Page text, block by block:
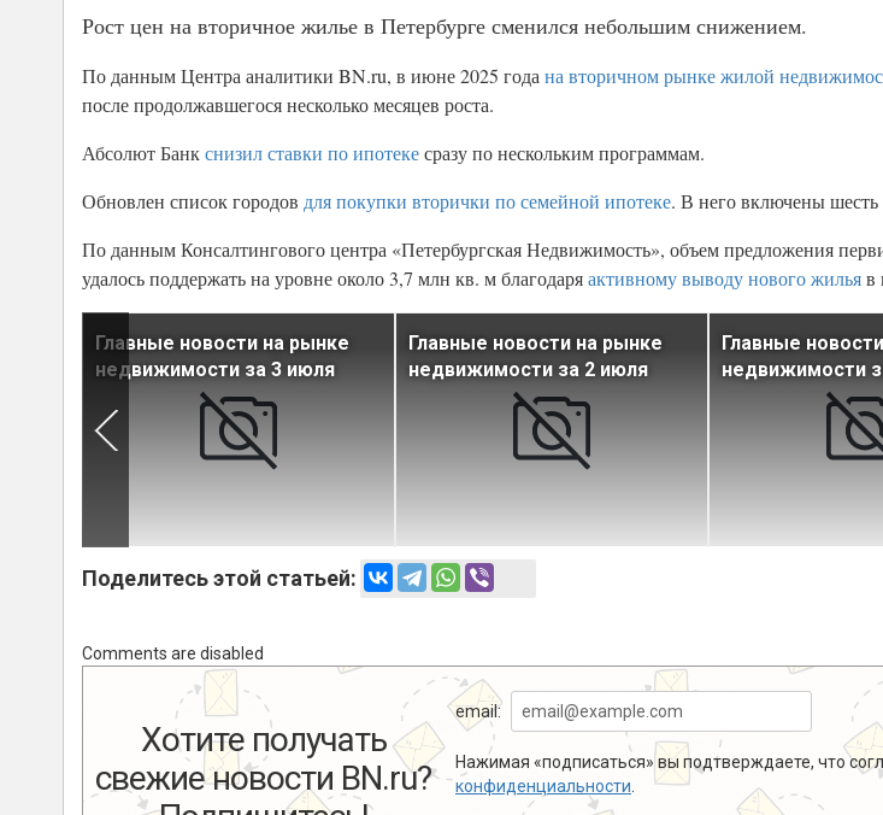
Рост цен на вторичное жилье в Петербурге сменился небольшим снижением.
По данным Центра аналитики BN.ru, в июне 2025 года на вторичном рынке жилой
после продолжавшегося несколько месяцев роста.
Абсолют Банкснизил ставки по ипотекесразу по нескольким программам.
Обновлен список городов для покупки вторички по семейной ипотеке. В него включены
По данным Консалтингового центра «Петербургская Недвижимость», объем предложения
удалось поддержать на уровне около 3,7 млн кв. м благодаряактивному выводу нового жильяв
Главные новости на рынке
недвижимости за 3 июля
Главные новости на рынке
недвижимости за 2 июля
Главные
недвижимости
Поделитесь этой статьей:
Comments are disabled
Хотите получать
свежие новости BN.ru?
email:
Нажимая «подписаться» вы подтверждаете, что
конфиденциальности